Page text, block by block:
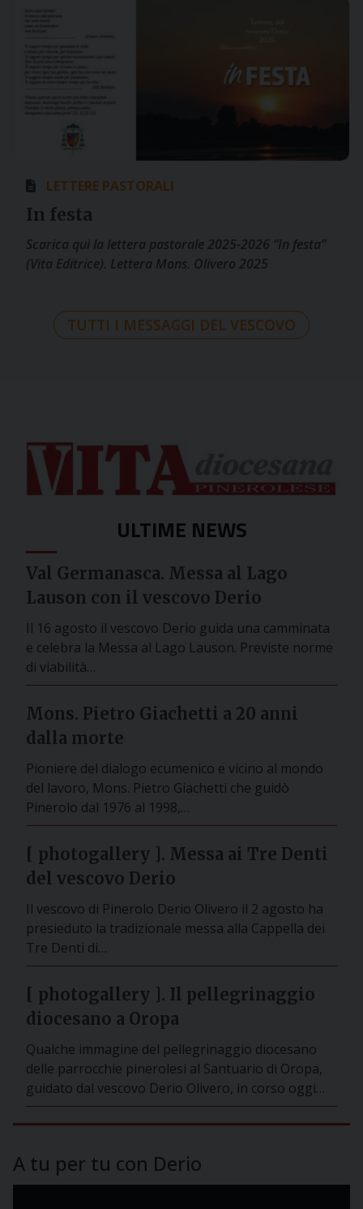
LETTERE PASTORALI
In festa
Scarica qui la lettera pastorale 2025-2026 “In festa”
(Vita Editrice). Lettera Mons. Olivero 2025
TUTTI I MESSAGGI DEL VESCOVO
ULTIME NEWS
Val Germanasca. Messa al Lago
Lauson con il vescovo Derio
Il 16 agosto il vescovo Derio guida una camminata
e celebra la Messa al Lago Lauson. Previste norme
di viabilità…
Mons. Pietro Giachetti a 20 anni
dalla morte
Pioniere del dialogo ecumenico e vicino al mondo
del lavoro, Mons. Pietro Giachetti che guidò
Pinerolo dal 1976 al 1998,…
[ photogallery ]. Messa ai Tre Denti
del vescovo Derio
Il vescovo di Pinerolo Derio Olivero il 2 agosto ha
presieduto la tradizionale messa alla Cappella dei
Tre Denti di…
[ photogallery ]. Il pellegrinaggio
diocesano a Oropa
Qualche immagine del pellegrinaggio diocesano
delle parrocchie pinerolesi al Santuario di Oropa,
guidato dal vescovo Derio Olivero, in corso oggi…
A tu per tu con Derio